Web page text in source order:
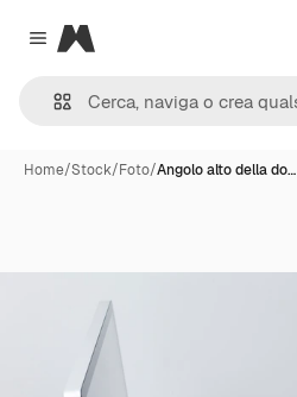
Close menu
Magnific
Home/Stock/Foto/Angolo alto della do…